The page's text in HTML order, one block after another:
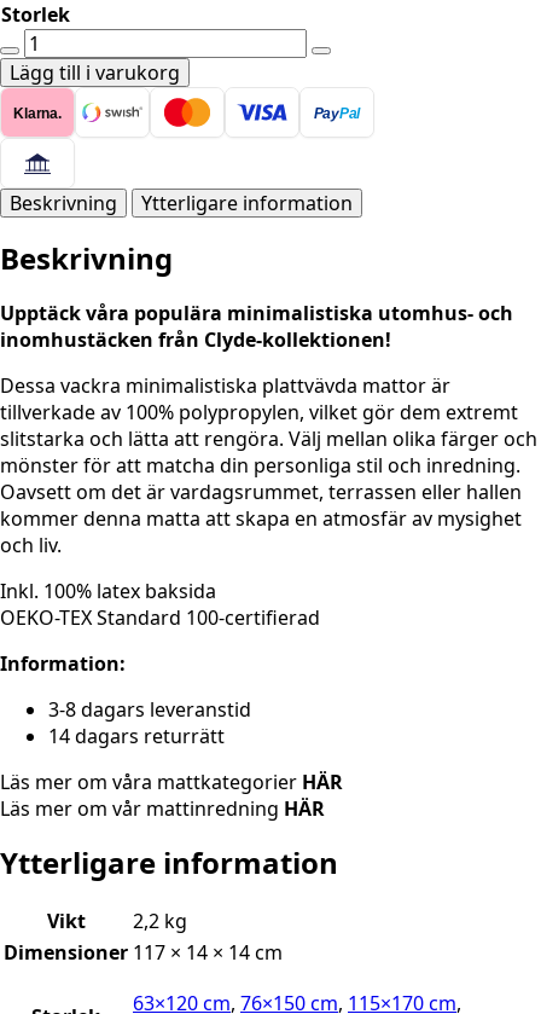
Storlek
FLATVÄVD
Clyde
Vanti
Beige-
grå
mängd
Lägg till i varukorg
Klarna. PayPal
Beskrivning Ytterligare information
Beskrivning
Upptäck våra populära minimalistiska utomhus- och
inomhustäcken från Clyde-kollektionen!
Dessa vackra minimalistiska plattvävda mattor är
tillverkade av 100% polypropylen, vilket gör dem extremt
slitstarka och lätta att rengöra. Välj mellan olika färger och
mönster för att matcha din personliga stil och inredning.
Oavsett om det är vardagsrummet, terrassen eller hallen
kommer denna matta att skapa en atmosfär av mysighet
och liv.
Inkl. 100% latex baksida
OEKO-TEX Standard 100-certifierad
Information:
3-8 dagars leveranstid
14 dagars returrätt
Läs mer om våra mattkategorier HÄR
Läs mer om vår mattinredning HÄR
Ytterligare information
Vikt
2,2 kg
Dimensioner 117 × 14 × 14 cm
63×120 cm, 76×150 cm, 115×170 cm,